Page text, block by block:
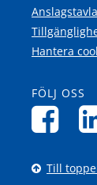
Hantera
FÖLJ OSS
Till